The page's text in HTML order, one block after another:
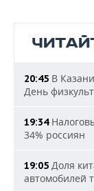
20:45 В
День
19:34
34% россиян
19:05 Доля
автомобилей